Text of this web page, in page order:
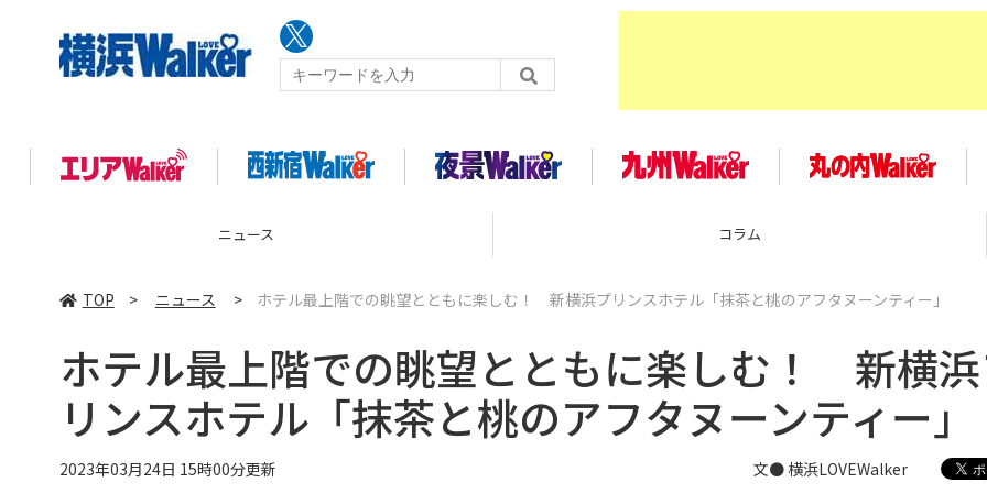
ニュース コラム
TOP > ニュース > ホテル最上階での眺望とともに楽しむ！ 新横浜プリンスホテル「抹茶と桃のアフタヌーンティー」
ホテル最上階での眺望とともに楽しむ！ 新横
リンスホテル「抹茶と桃のアフタヌーンティー」
2023年03月24日 15時00分更新 文● 横浜LOVEWalker